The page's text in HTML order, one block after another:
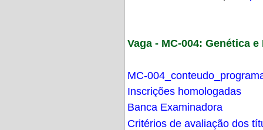
Vaga - MC-004: Genética
MC-
Inscrições homologadas
Banca Examinadora
Critérios de avaliação dos